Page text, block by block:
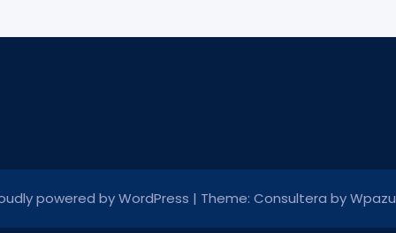
powered by WordPress | Theme: Consultera by